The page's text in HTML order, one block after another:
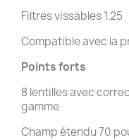
Filtres vissables 1.25
Compatible avec la
Points forts
8 lentilles avec
gamme
Champ étendu 70